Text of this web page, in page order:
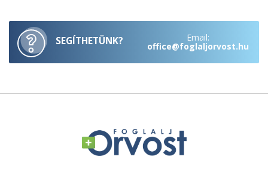
SEGÍTHETÜNK? Email:
office@foglaljorvost.hu